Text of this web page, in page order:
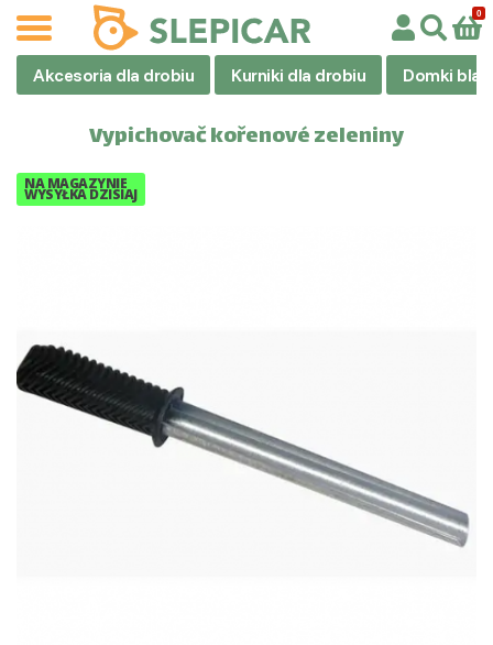
Akcesoria dla drobiu Kurniki dla drobiu Domki
Vypichovač kořenové zeleniny
NA MAGAZYNIE
WYSYŁKA DZISIAJ